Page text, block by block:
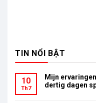
TIN NỔI BẬT
10
Th7
Mijn
dertig dagen